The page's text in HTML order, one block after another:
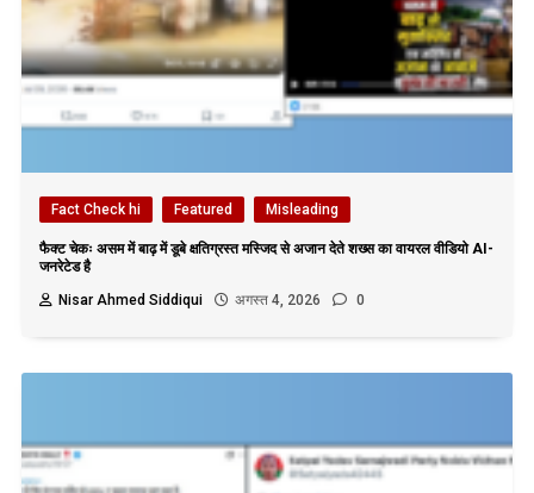
Fact Check hi Featured Misleading
फैक्ट चेकः असम में बाढ़ में डूबे क्षतिग्रस्त मस्जिद से अजान देते शख्स का वायरल वीडियो AI-
जनरेटेड है
Nisar Ahmed Siddiqui
अगस्त 4, 2026 0